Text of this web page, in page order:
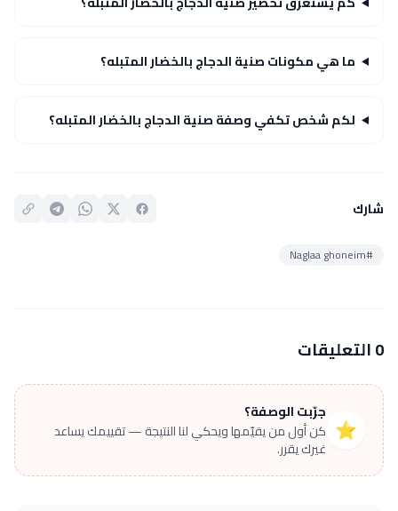
ما هي مكونات صنية الدجاج بالخضار المتبله؟
لكم شخص تكفي وصفة صنية الدجاج بالخضار المتبله؟
شارك
#Naglaa ghoneim
0 التعليقات
⭐
جرّبت الوصفة؟
كن أول من يقيّمها ويحكي لنا النتيجة — تقييمك يساعد
غيرك يقرر.